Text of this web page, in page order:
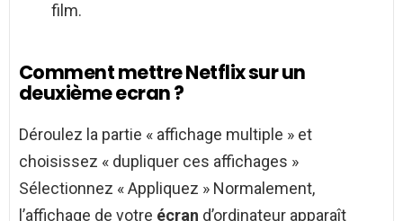
film.
Comment mettre Netflix sur un
deuxième ecran ?
Déroulez la partie « affichage multiple » et
choisissez « dupliquer ces affichages »
Sélectionnez « Appliquez » Normalement,
l’affichage de votre écran d’ordinateur apparaît